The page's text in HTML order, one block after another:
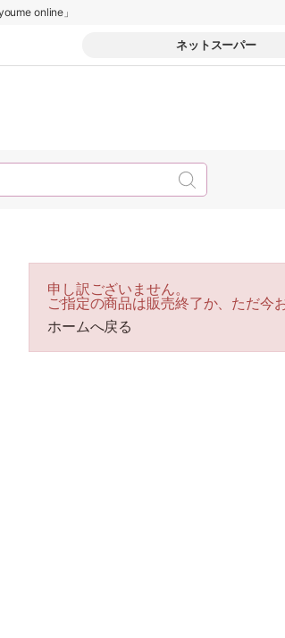
online」
ネットスーパー
申し訳ございません。
ご指定の商品は販売終了か、ただ今
ホームへ戻る